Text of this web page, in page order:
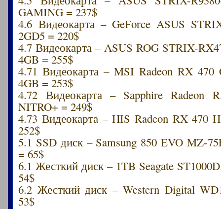
GAMING = 237$
4.6 Видеокарта – GeForce ASUS
2GD5 = 220$
4.7 Видеокарта – ASUS ROG STRIX-
4GB = 255$
4.71 Видеокарта – MSI Radeon RX
4GB = 253$
4.72 Видеокарта – Sapphire Radeon
NITRO+ = 249$
4.73 Видеокарта – HIS Radeon RX 470
252$
5.1 SSD диск – Samsung 850 EVO MZ-
= 65$
6.1 Жесткий диск – 1TB Seagate
54$
6.2 Жесткий диск – Western Digital
53$